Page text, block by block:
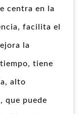
centra en la
facilita el
la
tiene
alto
que puede